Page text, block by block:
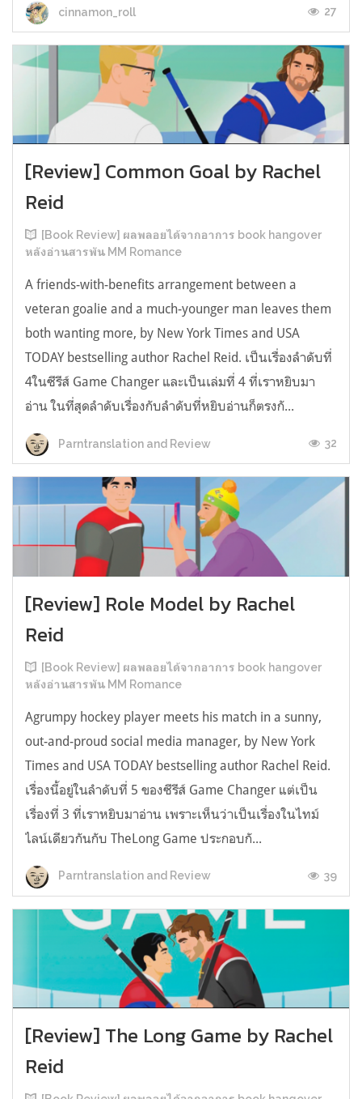
cinnamon_roll 27
[Review] Common Goal by Rachel
Reid
[Book Review] ผลพลอยได้จากอาการ book hangover
หลังอ่านสารพัน MM Romance
A friends-with-benefits arrangement between a
veteran goalie and a much-younger man leaves them
both wanting more, by New York Times and USA
TODAY bestselling author Rachel Reid. เป็นเรื่องลำดับที่
4ในซีรีส์ Game Changer และเป็นเล่มที่ 4 ที่เราหยิบมา
อ่าน ในที่สุดลำดับเรื่องกับลำดับที่หยิบอ่านก็ตรงกั...
Parntranslation and Review 32
[Review] Role Model by Rachel
Reid
[Book Review] ผลพลอยได้จากอาการ book hangover
หลังอ่านสารพัน MM Romance
Agrumpy hockey player meets his match in a sunny,
out-and-proud social media manager, by New York
Times and USA TODAY bestselling author Rachel Reid.
เรื่องนี้อยู่ในลำดับที่ 5 ของซีรีส์ Game Changer แต่เป็น
เรื่องที่ 3 ที่เราหยิบมาอ่าน เพราะเห็นว่าเป็นเรื่องในไทม์
ไลน์เดียวกันกับ TheLong Game ประกอบกั...
Parntranslation and Review 39
[Review] The Long Game by Rachel
Reid